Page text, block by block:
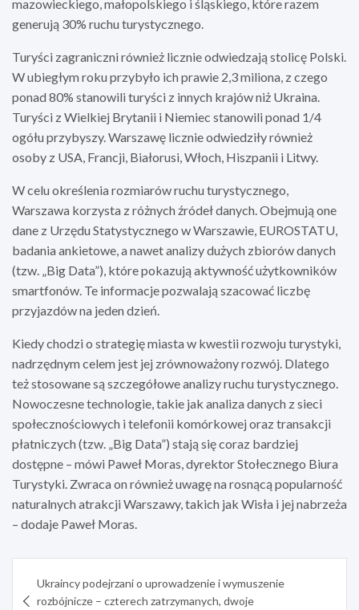
mazowieckiego, małopolskiego i śląskiego, które razem
generują 30% ruchu turystycznego.
Turyści zagraniczni również licznie odwiedzają stolicę Polski.
W ubiegłym roku przybyło ich prawie 2,3 miliona, z czego
ponad 80% stanowili turyści z innych krajów niż Ukraina.
Turyści z Wielkiej Brytanii i Niemiec stanowili ponad 1/4
ogółu przybyszy. Warszawę licznie odwiedziły również
osoby z USA, Francji, Białorusi, Włoch, Hiszpanii i Litwy.
W celu określenia rozmiarów ruchu turystycznego,
Warszawa korzysta z różnych źródeł danych. Obejmują one
dane z Urzędu Statystycznego w Warszawie, EUROSTATU,
badania ankietowe, a nawet analizy dużych zbiorów danych
(tzw. „Big Data”), które pokazują aktywność użytkowników
smartfonów. Te informacje pozwalają szacować liczbę
przyjazdów na jeden dzień.
Kiedy chodzi o strategię miasta w kwestii rozwoju turystyki,
nadrzędnym celem jest jej zrównoważony rozwój. Dlatego
też stosowane są szczegółowe analizy ruchu turystycznego.
Nowoczesne technologie, takie jak analiza danych z sieci
społecznościowych i telefonii komórkowej oraz transakcji
płatniczych (tzw. „Big Data”) stają się coraz bardziej
dostępne – mówi Paweł Moras, dyrektor Stołecznego Biura
Turystyki. Zwraca on również uwagę na rosnącą popularność
naturalnych atrakcji Warszawy, takich jak Wisła i jej nabrzeża
– dodaje Paweł Moras.
wpisu
Ukraincy podejrzani o uprowadzenie i wymuszenie
rozbójnicze – czterech zatrzymanych, dwoje